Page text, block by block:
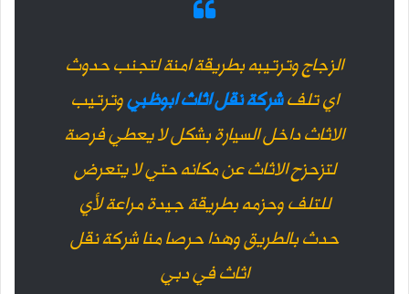
الزجاج وترتيبه بطريقة امنة لتجنب حدوث
اي تلفشركة نقل اثاث ابوظبيوترتيب
الاثاث داخل السيارة بشكل لا يعطي فرصة
لتزحزح الاثاث عن مكانه حتي لا يتعرض
للتلف وحزمه بطريقة جيدة مراعة لأي
حدث بالطريق وهذا حرصا منا شركة نقل
اثاث في دبي